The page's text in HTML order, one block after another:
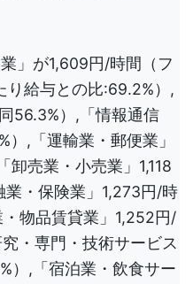
」が1,609円/時間（フ
り給与との比:69.2%）,
56.3%）,「情報通信
,「運輸業・郵便業」
卸売業・小売業」1,118
業・保険業」1,273円/時
物品賃貸業」1,252円/
・専門・技術サービス
）,「宿泊業・飲食サー